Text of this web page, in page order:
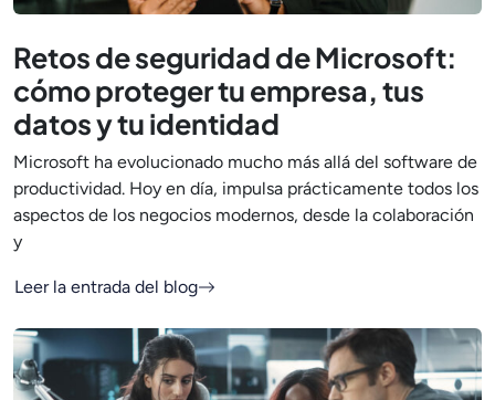
Retos de seguridad de Microsoft:
cómo proteger tu empresa, tus
datos y tu identidad
Microsoft ha evolucionado mucho más allá del software de
productividad. Hoy en día, impulsa prácticamente todos los
aspectos de los negocios modernos, desde la colaboración
y
Leer la entrada del blog